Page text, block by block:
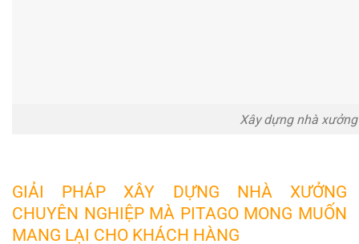
Xây dựng nhà
GIẢI PHÁP XÂY DỰNG NHÀ XƯỞNG
CHUYÊN NGHIỆP MÀ PITAGO MONG MUỐN
MANG LẠI CHO KHÁCH HÀNG